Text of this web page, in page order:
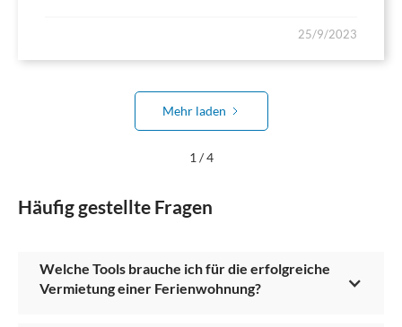
25/9/2023
Mehr laden
1 / 4
Häufig gestellte Fragen
Welche Tools brauche ich für die erfolgreiche
Vermietung einer Ferienwohnung?